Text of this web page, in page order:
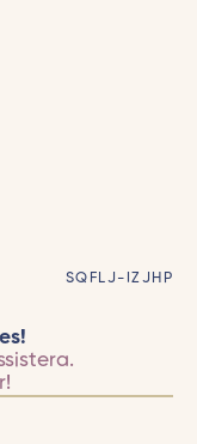
SQFLJ-IZJHP